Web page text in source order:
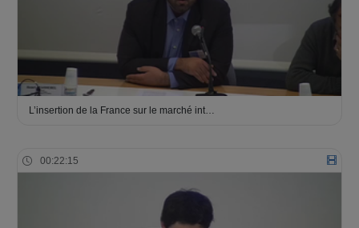
L’insertion de la France sur le marché int…
00:22:15